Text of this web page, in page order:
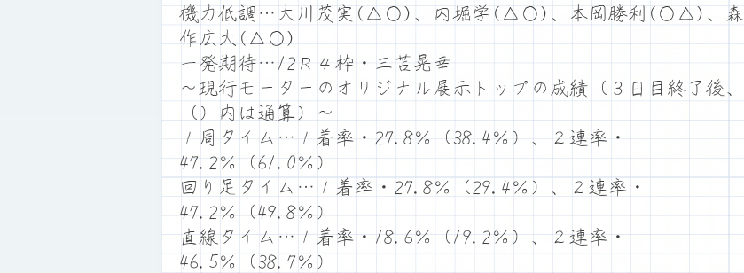
機力低調…大川茂実(△○)、内堀学(△○)、本岡勝利(○△)、森
作広大(△○)
一発期待…12Ｒ４枠・三苫晃幸
～現行モーターのオリジナル展示トップの成績（３日目終了後、
（）内は通算）～
１周タイム…１着率・27.8％（38.4％）、２連率・
47.2％（61.0％）
回り足タイム…１着率・27.8％（29.4％）、２連率・
47.2％（49.8％）
直線タイム…１着率・18.6％（19.2％）、２連率・
46.5％（38.7％）